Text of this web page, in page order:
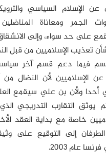
الإسلام السياسي
الجمر ومعاناة المناضلين
على حد سواء، وإلى
تعذيب الإسلاميين من قبل
فيما دعم قسم آخر
الإسلاميين لأن النضال
أحدا ولأن بن علي سيقمع
يوثق التقارب التدريجي
خاصة مع بداية العقد
إلى التوقيع على
عام 2003.